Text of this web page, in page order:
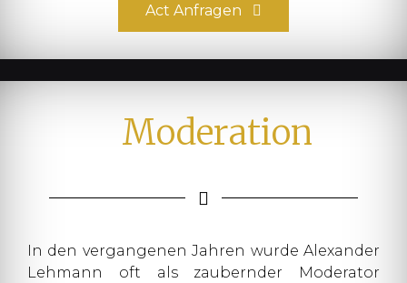
Act Anfragen
Moderation
In den vergangenen Jahren wurde Alexander
Lehmann oft als zaubernder Moderator